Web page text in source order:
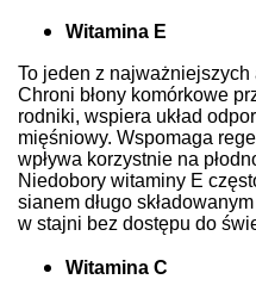
Witamina E
To jeden z
Chroni błony komórkowe
rodniki, wspiera układ
mięśniowy. Wspomaga
wpływa korzystnie na
Niedobory witaminy E
sianem długo
w stajni bez dostępu do
Witamina C